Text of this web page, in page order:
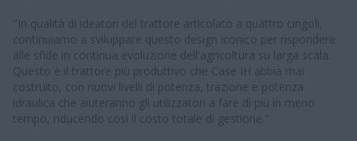
"In qualità di ideatori del trattore articolato a quattro cingoli,
continuiamo a sviluppare questo design iconico per rispondere
alle sfide in continua evoluzione dell'agricoltura su larga scala.
Questo è il trattore più produttivo che Case IH abbia mai
costruito, con nuovi livelli di potenza, trazione e potenza
idraulica che aiuteranno gli utilizzatori a fare di più in meno
tempo, riducendo così il costo totale di gestione."